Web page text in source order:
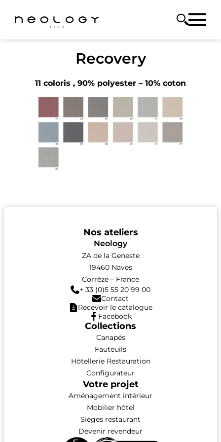
Recovery
11 coloris , 90% polyester – 10% coton
Nos ateliers
Neology
ZA de la Geneste
19460 Naves
Corrèze – France
+ 33 (0)5 55 20 99 00
Contact
Recevoir le catalogue
Facebook
Collections
Canapés
Fauteuils
Hôtellerie Restauration
Configurateur
Votre projet
Aménagement intérieur
Mobilier hôtel
Sièges restaurant
Devenir revendeur